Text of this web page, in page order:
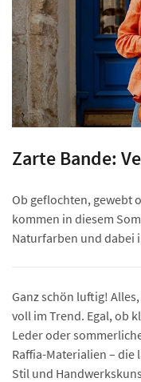
Zarte Bande:
Ob geflochten, gewebt
kommen in diesem
Naturfarben und dabei
Ganz schön luftig!
voll im Trend. Egal, ob
Leder oder
Raffia-Materialien – die
Stil und